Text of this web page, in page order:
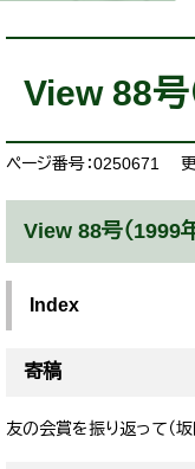
View 88号
ページ番号：0250671
View 88号（1999
Index
寄稿
友の会賞を振り返って（坂